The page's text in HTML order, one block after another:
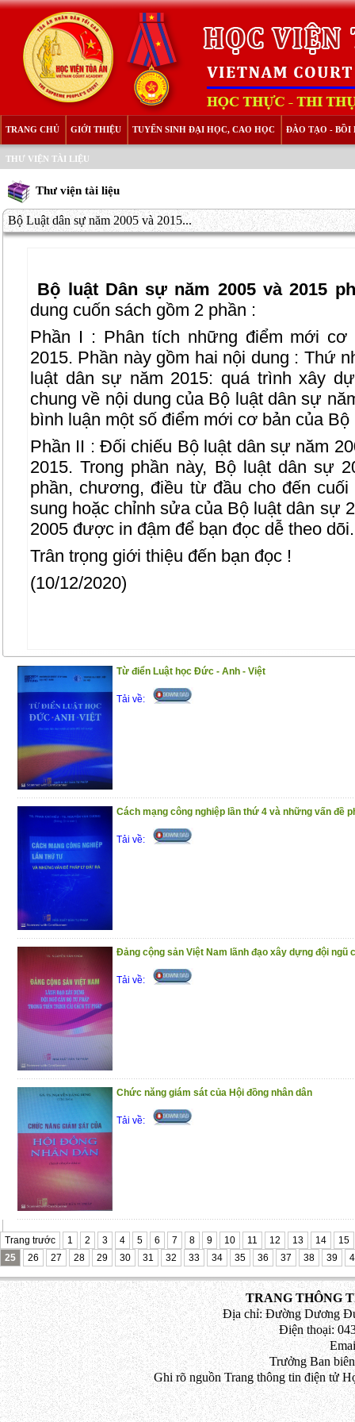
TRANG CHỦ GIỚI THIỆU TUYỂN SINH ĐẠI HỌC, CAO HỌC ĐÀO TẠO - BỒI
THƯ VIỆN TÀI LIỆU
Thư viện tài liệu
Bộ Luật dân sự năm 2005 và 2015...
Bộ luật Dân sự năm 2005 và 2015
dung cuốn sách gồm 2 phần :
Phần I : Phân tích những điểm mới
2015. Phần này gồm hai nội dung : Thứ
luật dân sự năm 2015: quá trình xây
chung về nội dung của Bộ luật dân sự
bình luận một số điểm mới cơ bản của
Phần II : Đối chiếu Bộ luật dân sự năm
2015. Trong phần này, Bộ luật dân sự
phần, chương, điều từ đầu cho đến
sung hoặc chỉnh sửa của Bộ luật dân sự
2005 được in đậm để bạn đọc dễ theo dõi.
Trân trọng giới thiệu đến bạn đọc !
(10/12/2020)
Từ điển Luật học Đức - Anh - Việt
Tải về:
Cách mạng công nghiệp lần thứ 4 và những vấn đề
Tải về:
Đảng cộng sản Việt Nam lãnh đạo xây dựng đội ngũ
Tải về:
Chức năng giám sát của Hội đồng nhân dân
Tải về:
Trang trước 1 2 3 4 5 6 7 8 9 10 11 12 13 14
15
25
26 27 28 29 30 31 32 33 34 35 36 37 38 39
TRANG THÔNG
Địa chỉ: Đường Dương
Điện thoại:
Trưởng Ban
Ghi rõ nguồn Trang thông tin điện tử